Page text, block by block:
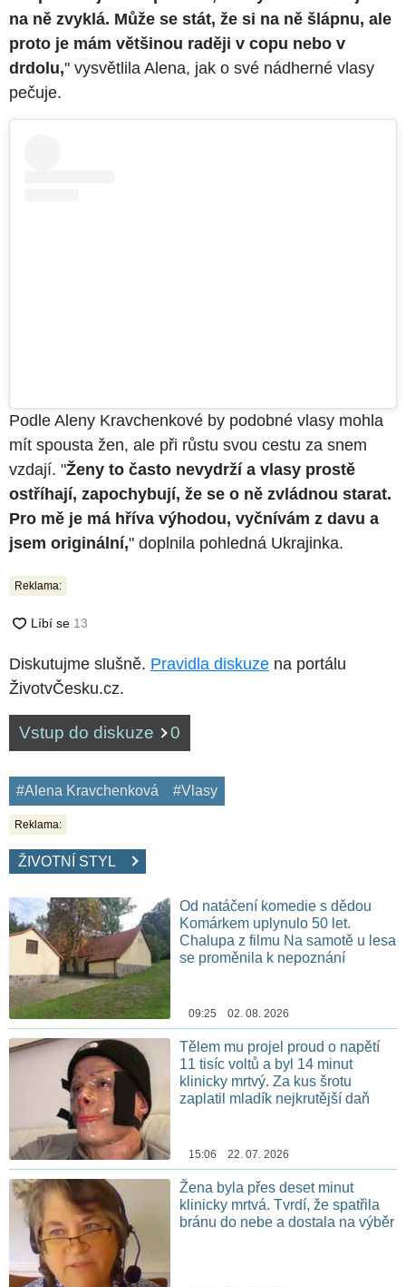
na ně zvyklá. Může se stát, že si na ně šlápnu, ale
proto je mám většinou raději v copu nebo v
drdolu," vysvětlila Alena, jak o své nádherné vlasy
pečuje.
Podle Aleny Kravchenkové by podobné vlasy mohla
mít spousta žen, ale při růstu svou cestu za snem
vzdají. "Ženy to často nevydrží a vlasy prostě
ostříhají, zapochybují, že se o ně zvládnou starat.
Pro mě je má hříva výhodou, vyčnívám z davu a
jsem originální," doplnila pohledná Ukrajinka.
Reklama:
Diskutujme slušně. Pravidla diskuze na portálu
ŽivotvČesku.cz.
Vstup do diskuze 0
#Alena Kravchenková #Vlasy
Reklama:
ŽIVOTNÍ STYL
Od natáčení komedie s dědou
Komárkem uplynulo 50 let.
Chalupa z filmu Na samotě u lesa
se proměnila k nepoznání
09:25 02. 08. 2026
Tělem mu projel proud o napětí
11 tisíc voltů a byl 14 minut
klinicky mrtvý. Za kus šrotu
zaplatil mladík nejkrutější daň
15:06 22. 07. 2026
Žena byla přes deset minut
klinicky mrtvá. Tvrdí, že spatřila
bránu do nebe a dostala na výběr